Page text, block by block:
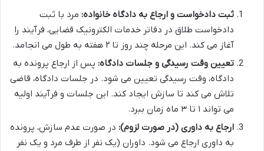
ثبت دادخواست و ارجاع به دادگاه خانواده: مرد با ثبت
دادخواست طلاق در دفاتر خدمات الکترونیک قضایی، فرآیند را
آغاز می کند. این مرحله چند روز تا ۲ هفته به طول می انجامد.
تعیین وقت رسیدگی و جلسات دادگاه: پس از ارجاع پرونده به
دادگاه، وقت رسیدگی تعیین می شود. در جلسات دادگاه، قاضی
تلاش می کند تا سازش ایجاد کند. این جلسات و فرآیند اولیه
می تواند ۱ تا ۳ ماه زمان ببرد.
ارجاع به داوری (در صورت لزوم): در صورت عدم سازش، پرونده
به داوری ارجاع می شود. داوران (یک نفر از طرف مرد و یک نفر